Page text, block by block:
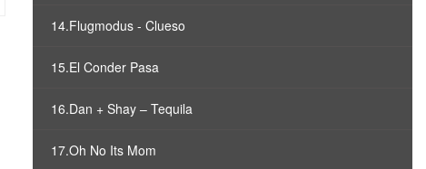
14.Flugmodus - Clueso
15.El Conder Pasa
16.Dan + Shay – Tequila
17.Oh No Its Mom